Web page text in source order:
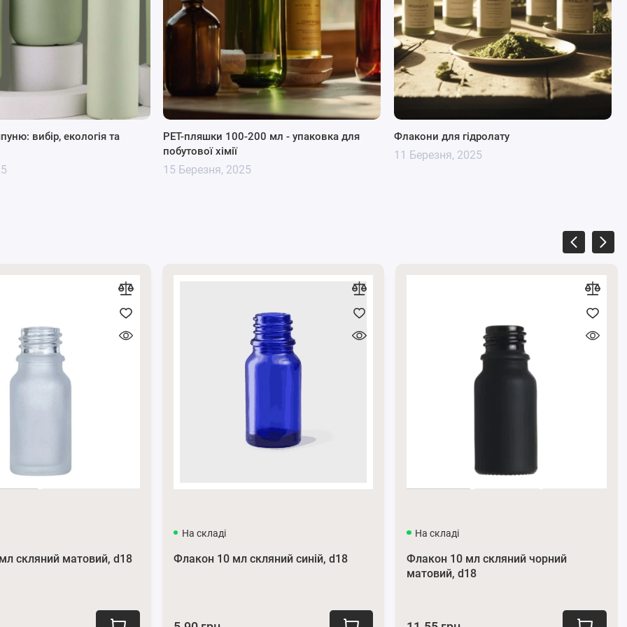
вибір, екологія та
PET-пляшки 100-200 мл - упаковка для
побутової хімії
15 Березня, 2025
Флакони для гідролату
11 Березня, 2025
скляний матовий, d18
На складі
Флакон 10 мл скляний синій, d18
На складі
Флакон 10 мл скляний чорний
матовий, d18